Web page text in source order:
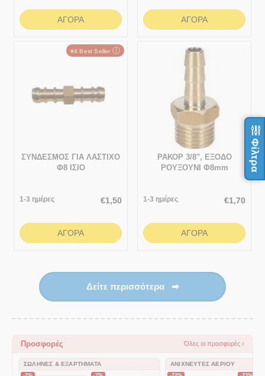
Φίλτρα
ΑΓΟΡΆ ΑΓΟΡΆ
#4 Best Seller ⓘ
ΣΥΝΔΕΣΜΟΣ ΓΙΑ ΛΑΣΤΙΧΟ
Φ8 ΙΣΙΟ
1-3 ημέρες €1,50
ΑΓΟΡΆ
ΡΑΚΟΡ 3/8", ΕΞΟΔΟ
ΡΟΥΞΟΥΝΙ Φ8mm
1-3 ημέρες €1,70
ΑΓΟΡΆ
Δείτε περισσότερα ➡
Προσφορές Όλες οι προσφορές ›
ΣΩΛΉΝΕΣ & ΕΞΑΡΤΉΜΑΤΑ ΑΝΙΧΝΕΥΤΈΣ ΑΕΡΊΟΥ